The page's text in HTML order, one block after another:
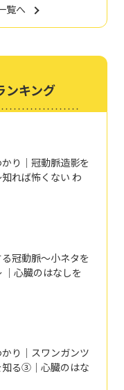
覧へ
ンキング
り｜冠動脈造影を
れば怖くない わ
冠動脈～小ネタを
｜心臓のはなしを
り｜スワンガンツ
知る③｜心臓のはな